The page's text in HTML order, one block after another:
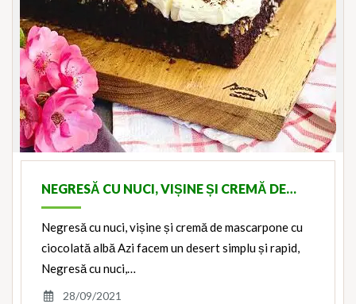
NEGRESĂ CU NUCI, VIȘINE ȘI CREMĂ DE…
Negresă cu nuci, vișine și cremă de mascarpone cu
ciocolată albă Azi facem un desert simplu și rapid,
Negresă cu nuci,…
28/09/2021